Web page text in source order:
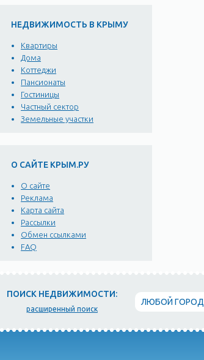
НЕДВИЖИМОСТЬ В КРЫМУ
Квартиры
Дома
Коттеджи
Пансионаты
Гостиницы
Частный сектор
Земельные участки
О САЙТЕ КРЫМ.РУ
О сайте
Реклама
Карта сайта
Рассылки
Обмен ссылками
FAQ
ПОИСК НЕДВИЖИМОСТИ:
расширенный поиск
ЛЮБОЙ ГОРОД